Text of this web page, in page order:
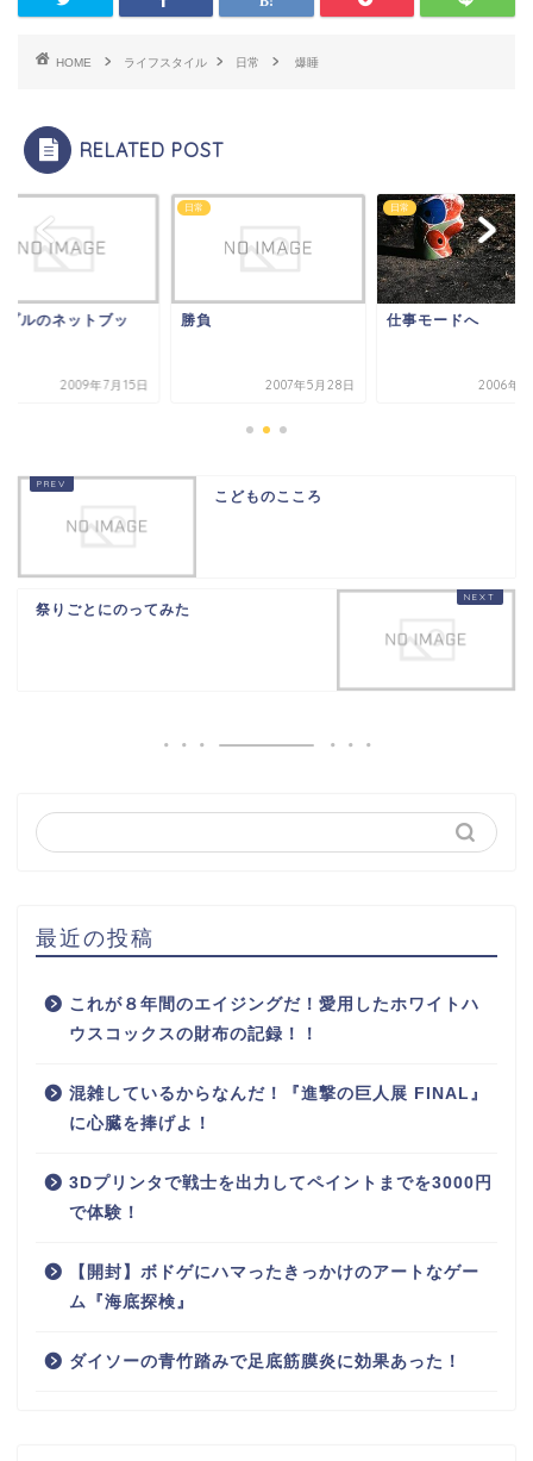
HOME ライフスタイル 日常 爆睡
RELATED POST
プルのネットブッ
2009年7月15日
日常
勝負
2007年5月28日
日常
仕事モードへ
2006年5
こどものこころ
祭りごとにのってみた
最近の投稿
これが８年間のエイジングだ！愛用したホワイトハ
ウスコックスの財布の記録！！
混雑しているからなんだ！『進撃の巨人展 FINAL』
に心臓を捧げよ！
3Dプリンタで戦士を出力してペイントまでを3000円
で体験！
【開封】ボドゲにハマったきっかけのアートなゲー
ム『海底探検』
ダイソーの青竹踏みで足底筋膜炎に効果あった！